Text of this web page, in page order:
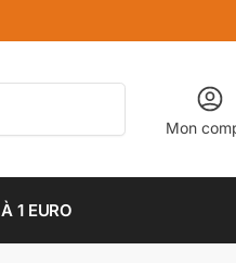
Mon
À 1 EURO